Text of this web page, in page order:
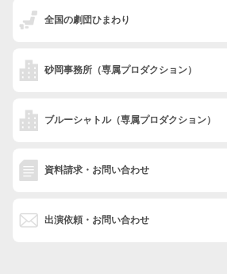
全国の劇団ひまわり
砂岡事務所 （専属プロダクション）
ブルーシャトル（専属プロダクション）
資料請求・お問い合わせ
出演依頼・お問い合わせ